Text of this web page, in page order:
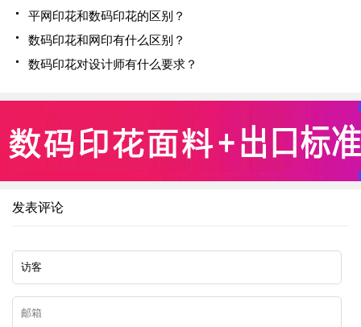
平网印花和数码印花的区别？
数码印花和网印有什么区别？
数码印花对设计师有什么要求？
发表评论